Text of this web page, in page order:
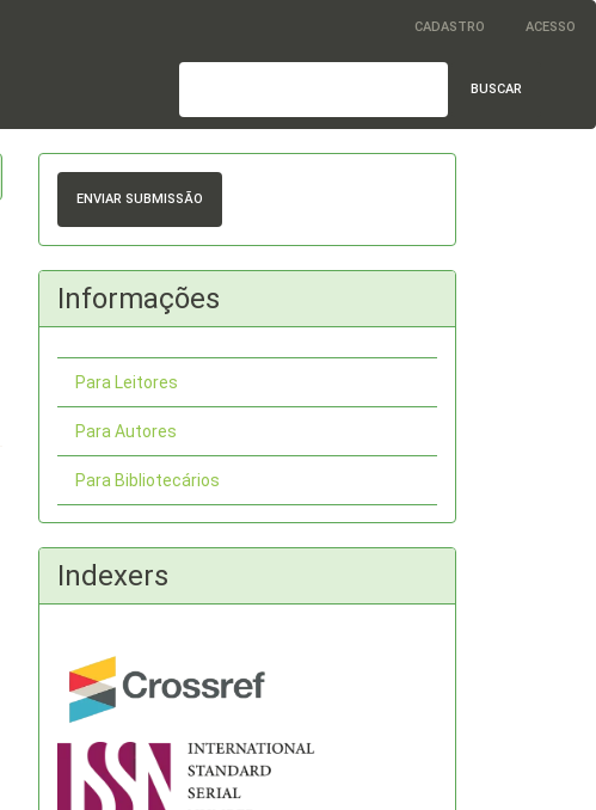
CADASTRO ACESSO
BUSCAR
Enviar
Submissão
ENVIAR SUBMISSÃO
Informações
Para Leitores
Para Autores
Para Bibliotecários
Indexers